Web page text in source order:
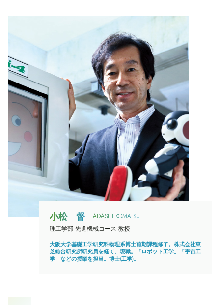
小松 督
TADASHI KOMATSU
理工学部 先進機械コース 教授
大阪大学基礎工学研究科物理系博士前期課程修了。株式会社東
芝総合研究所研究員を経て、現職。「ロボット工学」「宇宙工
学」などの授業を担当。博士(工学)。